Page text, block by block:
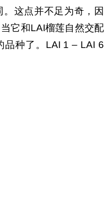
这点并不足为奇，因
它和LAI榴莲自然交配
品种了。LAI 1 – LAI 6